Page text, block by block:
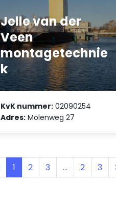
Jelle van der
Veen
montagetechnie
k
KvK nummer: 02090254
Adres: Molenweg 27
1 2 3 ... 2 3